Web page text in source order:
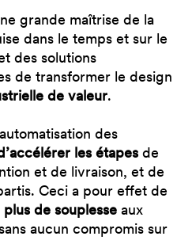
grande maîtrise de la
dans le temps et sur le
des solutions
de transformer le design
de valeur.
des
les étapes de
et de livraison, et de
Ceci a pour effet de
plus de souplesseaux
aucun compromis sur